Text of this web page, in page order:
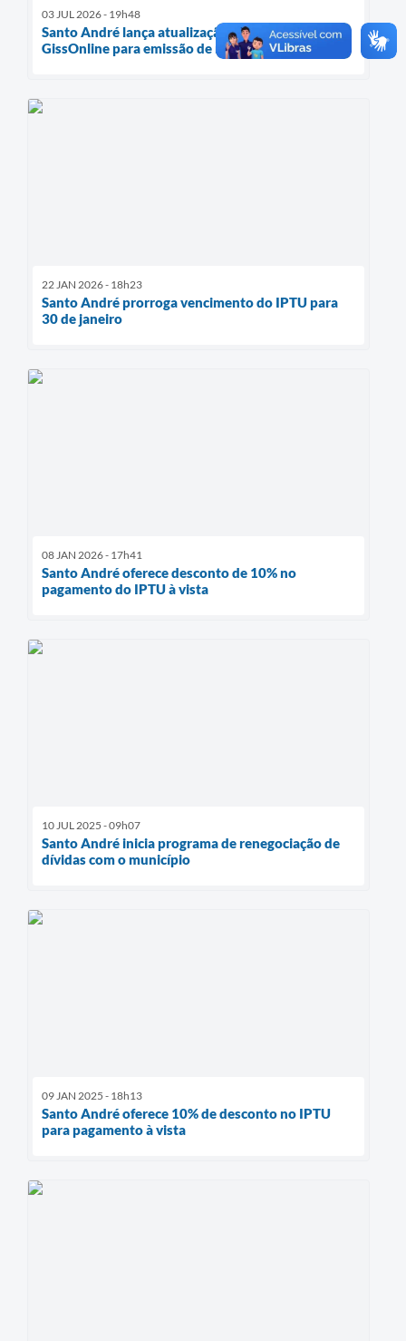
03 JUL 2026 - 19h48
Santo André lança atualização do sistema
GissOnline para emissão de notas
22 JAN 2026 - 18h23
Santo André prorroga vencimento do IPTU para
30 de janeiro
08 JAN 2026 - 17h41
Santo André oferece desconto de 10% no
pagamento do IPTU à vista
10 JUL 2025 - 09h07
Santo André inicia programa de renegociação de
dívidas com o município
09 JAN 2025 - 18h13
Santo André oferece 10% de desconto no IPTU
para pagamento à vista